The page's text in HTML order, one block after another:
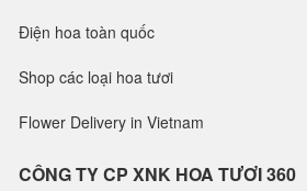
Điện hoa toàn quốc
Shop các loại hoa tươi
Flower Delivery in Vietnam
CÔNG TY CP XNK HOA TƯƠI 360